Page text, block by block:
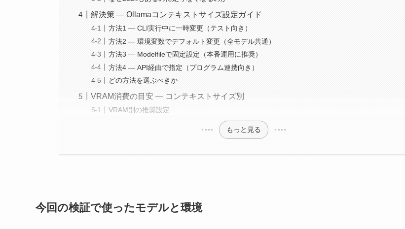
解決策 — Ollamaコンテキストサイズ設定ガイド
方法1 — CLI実行中に一時変更（テスト向き）
方法2 — 環境変数でデフォルト変更（全モデル共通）
方法3 — Modelfileで固定設定（本番運用に推奨）
方法4 — API経由で指定（プログラム連携向き）
どの方法を選ぶべきか
VRAM消費の目安 — コンテキストサイズ別
VRAM別の推奨設定
もっと見る
今回の検証で使ったモデルと環境